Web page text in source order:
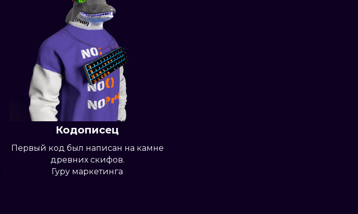
Кодописец
Первый код был написан на камне
древних скифов.
Гуру маркетинга